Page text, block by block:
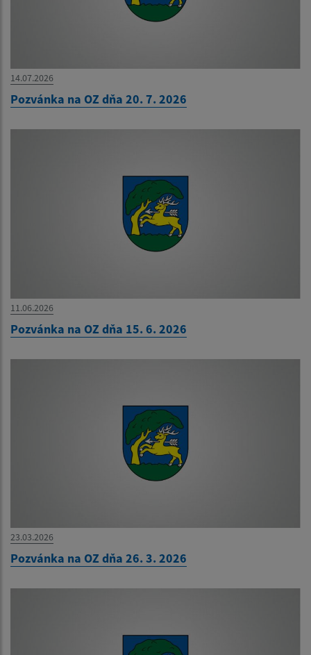
14.07.2026
Pozvánka na OZ dňa 20. 7. 2026
11.06.2026
Pozvánka na OZ dňa 15. 6. 2026
23.03.2026
Pozvánka na OZ dňa 26. 3. 2026